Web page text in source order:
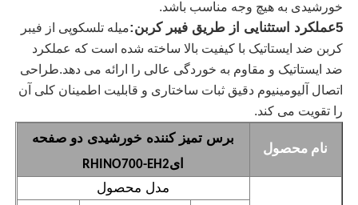
برش تمیز کننده پنل خورشیدی
برش چرخشی پنل خورشیدی
برس شستشوی پنل خورشیدی
خورشیدی به هیچ وجه مناسب باشد.
5عملکرد استثنایی از طریق فیبر کربن:
میله تلسکوپی از فیبر
کربن ضد ایستاتیک با کیفیت بالا ساخته شده است که عملکرد
ضد ایستاتیک و مقاوم به خوردگی عالی را ارائه می دهد.طراحی
اتصال آلیومینیوم دقیق ثبات ساختاری و قابلیت اطمینان کلی آن
را تقویت می کند.
نام محصول
ایRHINO700-EH2
مدل محصول